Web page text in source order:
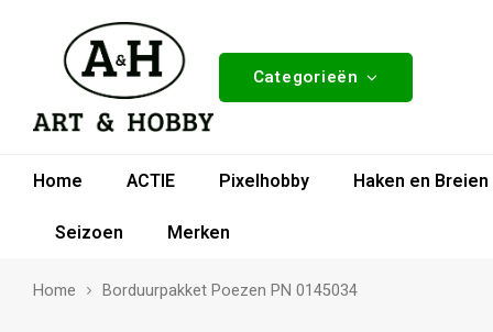
Categorieën
Home ACTIE Pixelhobby Haken en Breien
Seizoen
Merken
Home Borduurpakket Poezen PN 0145034